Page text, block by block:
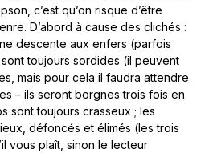
c’est qu’on risque d’être
D’abord à cause des clichés :
descente aux enfers (parfois
toujours sordides (il peuvent
mais pour cela il faudra attendre
– ils seront borgnes trois fois en
sont toujours crasseux ; les
défoncés et élimés (les trois
vous plaît, sinon le lecteur